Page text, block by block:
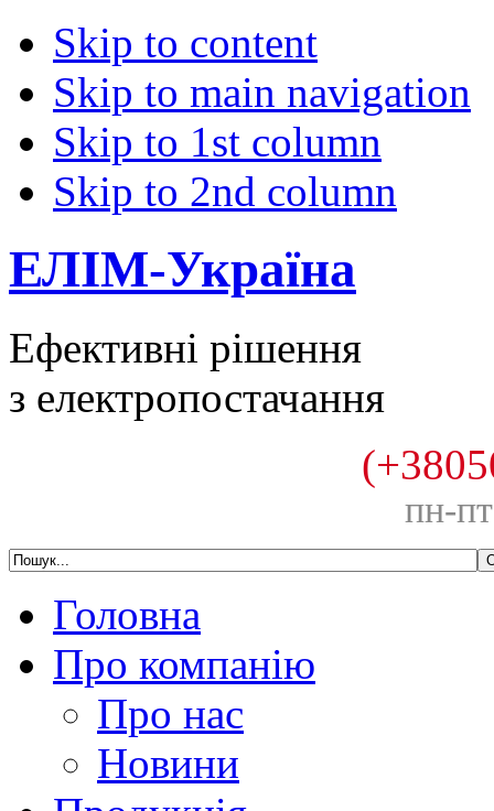
Skip to content
Skip to main navigation
Skip to 1st column
Skip to 2nd column
ЕЛІМ-Україна
Ефективні рішення
з електропостачання
пн-
Головна
Про компанію
Про нас
Новини